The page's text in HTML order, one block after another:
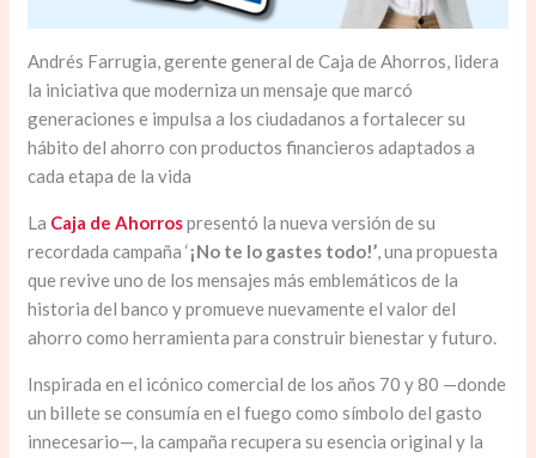
Andrés Farrugia, gerente general de Caja de Ahorros, lidera
la iniciativa que moderniza un mensaje que marcó
generaciones e impulsa a los ciudadanos a fortalecer su
hábito del ahorro con productos financieros adaptados a
cada etapa de la vida
La Caja de Ahorrospresentó la nueva versión de su
recordada campaña ‘¡No te lo gastes todo!’, una propuesta
que revive uno de los mensajes más emblemáticos de la
historia del banco y promueve nuevamente el valor del
ahorro como herramienta para construir bienestar y futuro.
Inspirada en el icónico comercial de los años 70 y 80 —donde
un billete se consumía en el fuego como símbolo del gasto
innecesario—, la campaña recupera su esencia original y la